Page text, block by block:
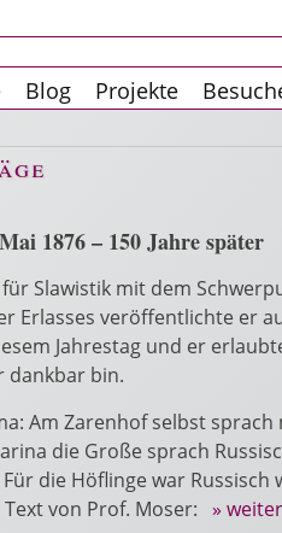
Blog Projekte
1876 – 150 Jahre später
Slawistik mit dem
Erlasses veröffentlichte er
Jahrestag und er
dankbar bin.
Am Zarenhof selbst
die Große sprach
die Höflinge war
von Prof. Moser: »